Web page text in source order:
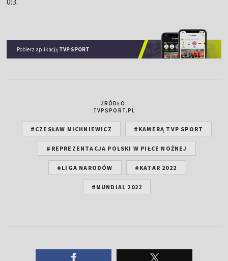
Pobierz aplikację TVP SPORT
ŹRÓDŁO:
TVPSPORT.PL
#CZESŁAW MICHNIEWICZ #KAMERĄ TVP SPORT
#REPREZENTACJA POLSKI W PIŁCE NOŻNEJ
#LIGA NARODÓW #KATAR 2022
#MUNDIAL 2022